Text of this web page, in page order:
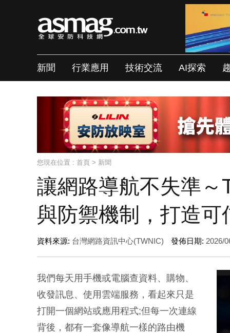
新聞 行業應用 技術交流 AI探索
您現在位置 : 首頁 > 新聞
讓網路導航不失準
與防禦機制，打造可
資料來源: 台灣網路資訊中心(TWNIC) 發佈日期: 2026/
我們每天用手機或電腦查資料、購物、
收發訊息、使用雲端服務，看起來只是
打開一個網站或應用程式;但每一次連線
背後，都有一套像導航一樣的路由機